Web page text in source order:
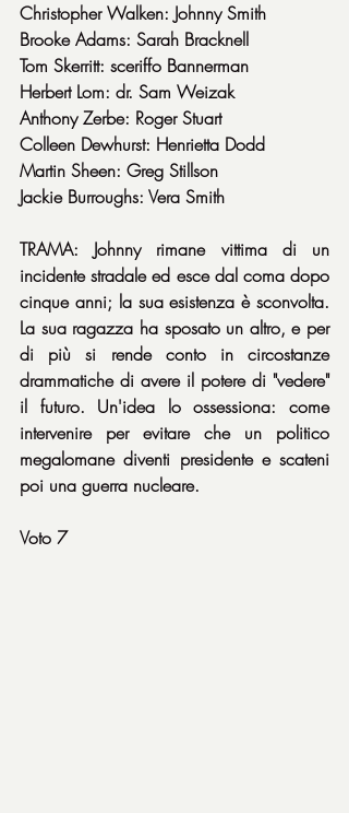
Christopher Walken: Johnny Smith
Brooke Adams: Sarah Bracknell
Tom Skerritt: sceriffo Bannerman
Herbert Lom: dr. Sam Weizak
Anthony Zerbe: Roger Stuart
Colleen Dewhurst: Henrietta Dodd
Martin Sheen: Greg Stillson
Jackie Burroughs: Vera Smith
TRAMA: Johnny rimane vittima di un
incidente stradale ed esce dal coma dopo
cinque anni; la sua esistenza è sconvolta.
La sua ragazza ha sposato un altro, e per
di più si rende conto in circostanze
drammatiche di avere il potere di "vedere"
il futuro. Un'idea lo ossessiona: come
intervenire per evitare che un politico
megalomane diventi presidente e scateni
poi una guerra nucleare.
Voto 7